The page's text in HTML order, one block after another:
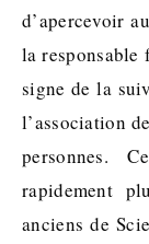
d’apercevoir
la responsable
signe de la
l’association
personnes.
rapidement
anciens de